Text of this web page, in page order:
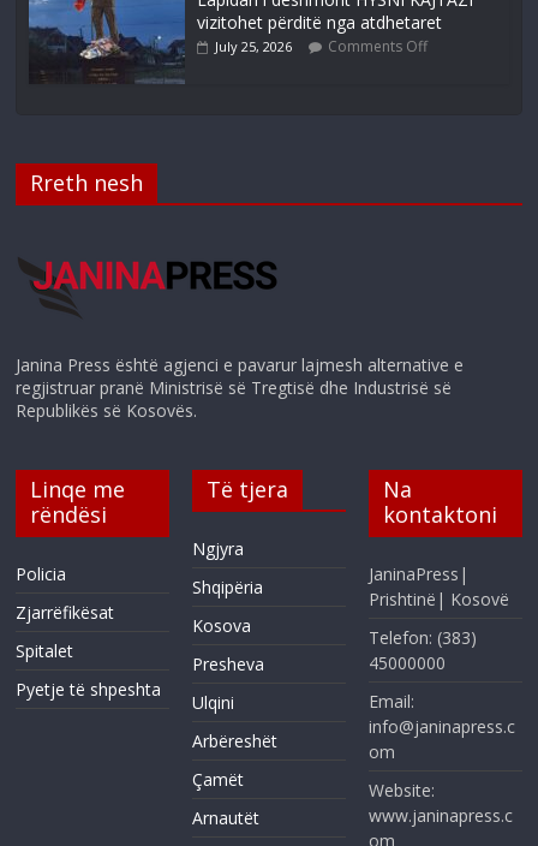
vizitohet përditë nga atdhetaret
July 25, 2026 Comments Off
Rreth nesh
Janina Press është agjenci e pavarur lajmesh alternative e
regjistruar pranë Ministrisë së Tregtisë dhe Industrisë së
Republikës së Kosovës.
Linqe me
rëndësi
Policia
Zjarrëfikësat
Spitalet
Pyetje të shpeshta
Të tjera
Ngjyra
Shqipëria
Kosova
Presheva
Ulqini
Arbëreshët
Çamët
Arnautët
Na
kontaktoni
JaninaPress|
Prishtinë| Kosovë
Telefon: (383)
45000000
Email:
info@janinapress.c
om
Website:
www.janinapress.c
om